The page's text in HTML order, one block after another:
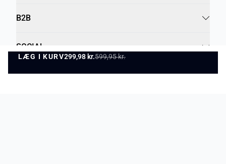
LÆG I KURV299,98 kr.599,95 kr.
LÆG I KURV
B2B
SOCIAL